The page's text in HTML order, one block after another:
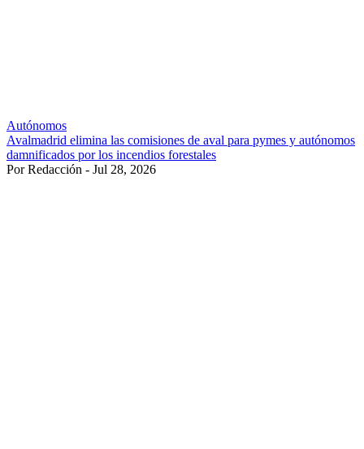
Autónomos
Avalmadrid elimina las comisiones de aval para pymes y autónomos
damnificados por los incendios forestales
Por Redacción - Jul 28, 2026